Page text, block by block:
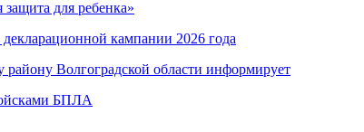
для ребенка»
кампании 2026 года
Волгоградской области информирует
БПЛА